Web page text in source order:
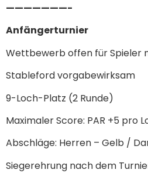
———————-
Anfängerturnier
Wettbewerb offen für Spieler
Stableford vorgabewirksam
9-Loch-Platz (2 Runde)
Maximaler Score: PAR +5 pro
Abschläge: Herren – Gelb /
Siegerehrung nach dem